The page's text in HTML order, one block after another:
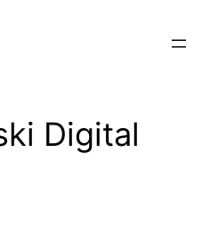
Digital